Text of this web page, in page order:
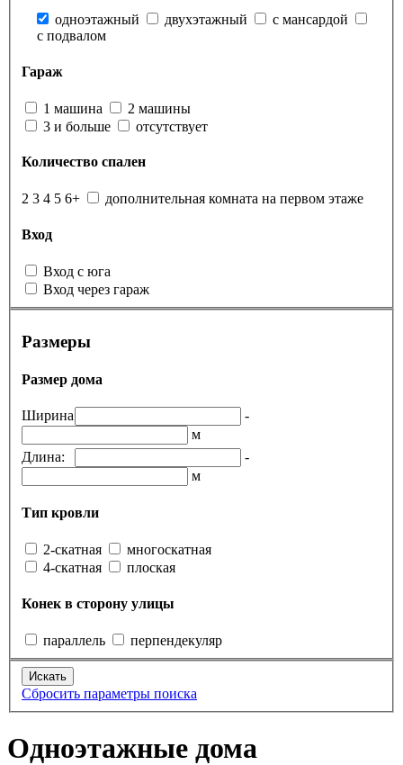
одноэтажный двухэтажный
с мансардой
с подвалом
Гараж
1 машина
2 машины
3 и больше
отсутствует
Количество спален
2 3 4 5 6+ дополнительная комната на первом этаже
Вход
Вход с юга
Вход через гараж
Размеры
Размер дома
Ширина:
-
м
Длина:
-
м
Тип кровли
2-скатная
многоскатная
4-скатная
плоская
Конек в сторону улицы
параллель перпендекуляр
Сбросить параметры поиска
Одноэтажные дома